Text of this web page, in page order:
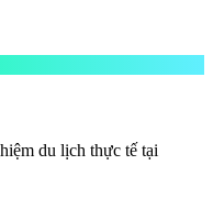
du lịch thực tế tại